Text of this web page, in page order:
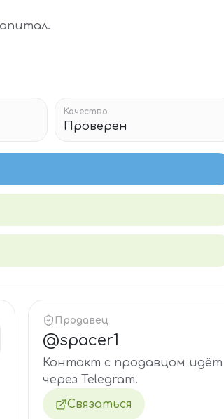
Качество
Проверен
Продавец
@spacer1
Контакт с продавцом идёт
через Telegram.
Связаться